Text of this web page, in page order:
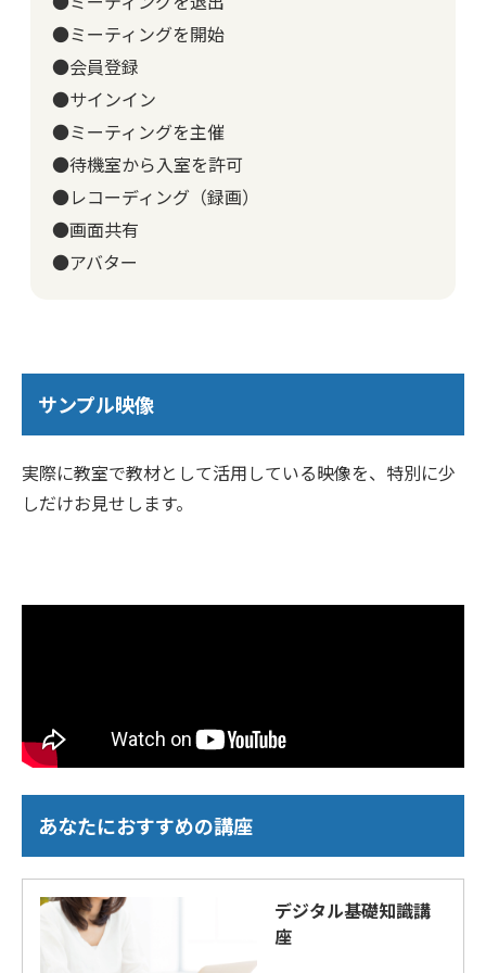
●ミーティングを開始
●会員登録
●サインイン
●ミーティングを主催
●待機室から入室を許可
●レコーディング（録画）
●画面共有
●アバター
サンプル映像
実際に教室で教材として活用している映像を、特別に少
しだけお見せします。
あなたにおすすめの講座
デジタル基礎知識講
座